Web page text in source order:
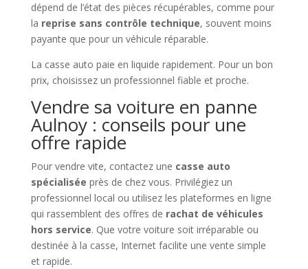
dépend de l’état des pièces récupérables, comme pour
la reprise sans contrôle technique, souvent moins
payante que pour un véhicule réparable.
La casse auto paie en liquide rapidement. Pour un bon
prix, choisissez un professionnel fiable et proche.
Vendre sa voiture en panne
Aulnoy : conseils pour une
offre rapide
Pour vendre vite, contactez une casse auto
spécialisée près de chez vous. Privilégiez un
professionnel local ou utilisez les plateformes en ligne
qui rassemblent des offres de rachat de véhicules
hors service. Que votre voiture soit irréparable ou
destinée à la casse, Internet facilite une vente simple
et rapide.